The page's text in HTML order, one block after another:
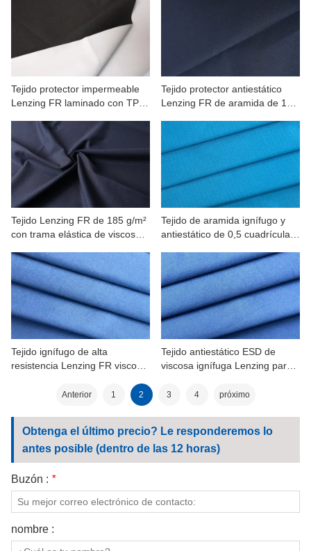
Tejido protector impermeable
Lenzing FR laminado con TPU
Tejido protector antiestático
Lenzing FR de aramida de 150
Tejido Lenzing FR de 185 g/m²
con trama elástica de viscosa y
antidesgarro.
Tejido de aramida ignífugo y
antiestático de 0,5 cuadrículas
Tejido ignífugo de alta
resistencia Lenzing FR viscosa
Tejido antiestático ESD de
viscosa ignífuga Lenzing para
Anterior 1 2 3 4 próximo
Obtenga el último precio? Le responderemos lo
antes posible (dentro de las 12 horas)
Buzón : *
nombre :